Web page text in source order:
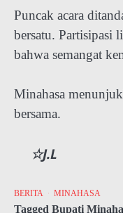
Puncak acara
bersatu.
bahwa semangat
Minahasa
bersama.
☆J.L
BERITA MINAHASA
Tagged Bupati